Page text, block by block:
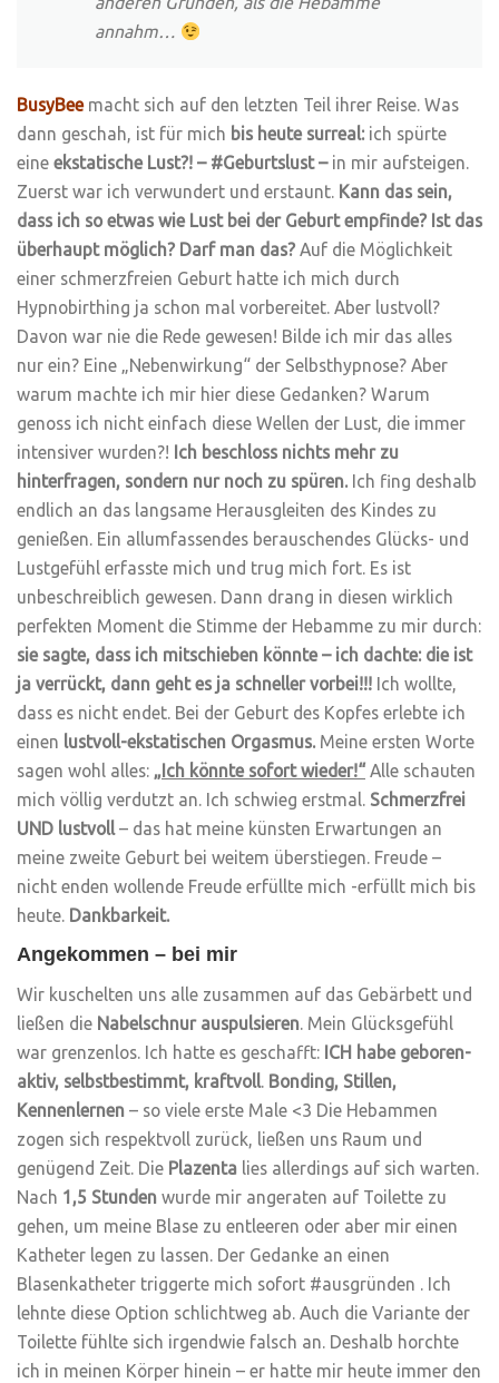
annahm…
BusyBeemacht sich auf den letzten Teil ihrer Reise. Was
dann geschah, ist für mich bis heute surreal: ich spürte
eine ekstatische Lust?! – #Geburtslust –in mir aufsteigen.
Zuerst war ich verwundert und erstaunt. Kann das sein,
dass ich so etwas wie Lust bei der Geburt empfinde? Ist das
überhaupt möglich? Darf man das? Auf die Möglichkeit
einer schmerzfreien Geburt hatte ich mich durch
Hypnobirthing ja schon mal vorbereitet. Aber lustvoll?
Davon war nie die Rede gewesen! Bilde ich mir das alles
nur ein? Eine „Nebenwirkung“ der Selbsthypnose? Aber
warum machte ich mir hier diese Gedanken? Warum
genoss ich nicht einfach diese Wellen der Lust, die immer
intensiver wurden?! Ich beschloss nichts mehr zu
hinterfragen, sondern nur noch zu spüren. Ich fing deshalb
endlich an das langsame Herausgleiten des Kindes zu
genießen. Ein allumfassendes berauschendes Glücks- und
Lustgefühl erfasste mich und trug mich fort. Es ist
unbeschreiblich gewesen. Dann drang in diesen wirklich
perfekten Moment die Stimme der Hebamme zu mir durch:
sie sagte, dass ich mitschieben könnte – ich dachte: die ist
ja verrückt, dann geht es ja schneller vorbei!!! Ich wollte,
dass es nicht endet. Bei der Geburt des Kopfes erlebte ich
einen lustvoll-ekstatischen Orgasmus. Meine ersten Worte
sagen wohl alles: „Ich könnte sofort wieder!“ Alle schauten
mich völlig verdutzt an. Ich schwieg erstmal. Schmerzfrei
UND lustvoll– das hat meine künsten Erwartungen an
meine zweite Geburt bei weitem überstiegen. Freude –
nicht enden wollende Freude erfüllte mich -erfüllt mich bis
heute. Dankbarkeit.
Angekommen – bei mir
Wir kuschelten uns alle zusammen auf das Gebärbett und
ließen die Nabelschnur auspulsieren. Mein Glücksgefühl
war grenzenlos. Ich hatte es geschafft: ICH habe geboren-
aktiv, selbstbestimmt, kraftvoll. Bonding, Stillen,
Kennenlernen – so viele erste Male <3 Die Hebammen
zogen sich respektvoll zurück, ließen uns Raum und
genügend Zeit. Die Plazenta lies allerdings auf sich warten.
Nach 1,5 Stunden wurde mir angeraten auf Toilette zu
gehen, um meine Blase zu entleeren oder aber mir einen
Katheter legen zu lassen. Der Gedanke an einen
Blasenkatheter triggerte mich sofort #ausgründen . Ich
lehnte diese Option schlichtweg ab. Auch die Variante der
Toilette fühlte sich irgendwie falsch an. Deshalb horchte
ich in meinen Körper hinein – er hatte mir heute immer den